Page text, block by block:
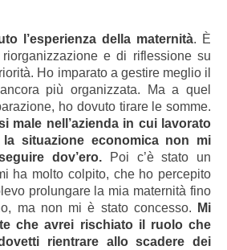
l’esperienza della maternità. È
e di riflessione su
Ho imparato a gestire meglio il
più organizzata. Ma a quel
ho dovuto tirare le somme.
male nell’azienda in cui lavorato
situazione economica non mi
dov’ero.
Poi c’è stato un
ha molto colpito, che ho percepito
prolungare la mia maternità fino
ma non mi è stato concesso.
Mi
che avrei rischiato il ruolo che
rientrare allo scadere dei